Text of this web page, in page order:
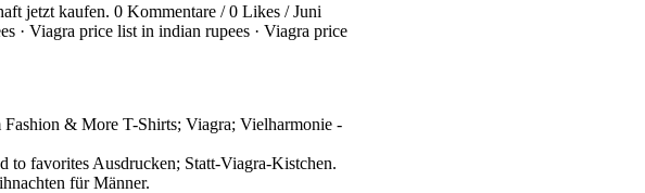
jetzt kaufen. 0 Kommentare / 0 Likes / Juni
· Viagra price list in indian rupees · Viagra price
& More T-Shirts; Viagra; Vielharmonie -
to favorites Ausdrucken; Statt-Viagra-Kistchen.
für Männer.